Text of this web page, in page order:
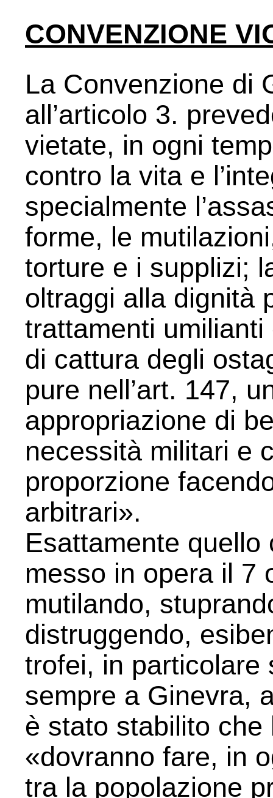
CONVENZIONE
La Convenzione di
all’articolo 3.
vietate, in ogni
contro la vita e
specialmente
forme, le
torture e i supplizi;
oltraggi alla dignità
trattamenti
di cattura degli
pure nell’art. 147,
appropriazione di
necessità militari e
proporzione
arbitrari».
Esattamente
messo in opera il 7
mutilando,
distruggendo,
trofei, in particolare
sempre a Ginevra,
è stato stabilito
«dovranno fare, in
tra la popolazione